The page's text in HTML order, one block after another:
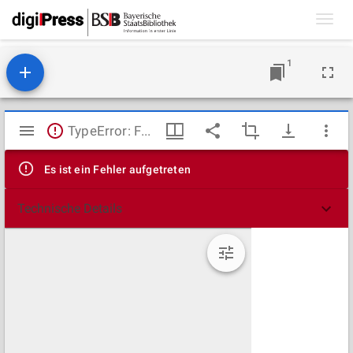
1
Mirador
Viewer
TypeError: Failed to fetch
Es ist ein Fehler aufgetreten
Technische Details